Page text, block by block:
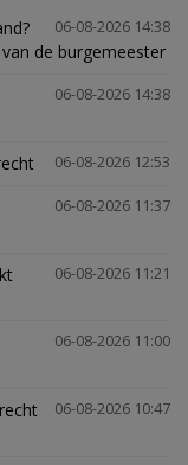
06-08-2026 14:38
de burgemeester
06-08-2026 14:38
06-08-2026 12:53
06-08-2026 11:37
06-08-2026 11:21
06-08-2026 11:00
06-08-2026 10:47